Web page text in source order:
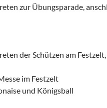
zur Übungsparade,
der Schützen am
im Festzelt
und Königsball